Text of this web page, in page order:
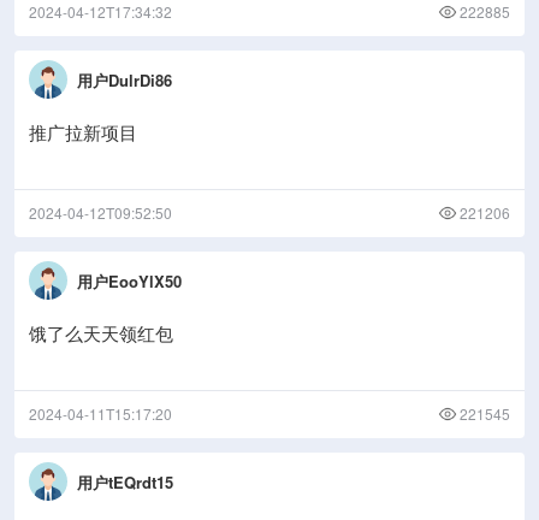
2024-04-12T17:34:32 222885
用户DulrDi86
推广拉新项目
2024-04-12T09:52:50 221206
用户EooYlX50
饿了么天天领红包
2024-04-11T15:17:20 221545
用户tEQrdt15